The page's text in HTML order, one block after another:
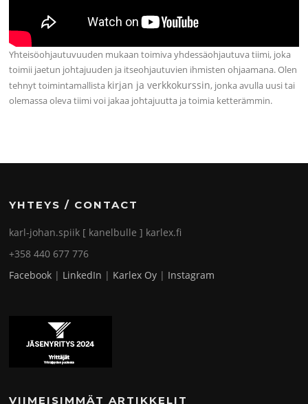
Yhteisöohjautuvuuden mukaan toimiva yhdessäohjautuva tiimi, joka
toimii jaetun johtajuuden ja itseohjautuvien ihmisten ohjaamana. Olen
tehnyt toimintamallista kirjan ja verkkokurssin, jonka avulla uusi tai
olemassa oleva tiimi voi jakaa johtajuutta ja toimia ketterämmin.
YHTEYS / CONTACT
karl-johan.spiik [ kanelbulle ] karlex.fi
+358 440 677 776
Facebook | LinkedIn | Karlex Oy | Instagram
VIIMEISIMMÄT ARTIKKELIT